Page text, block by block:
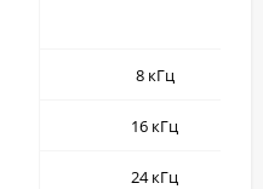
8 кГц
16 кГц
24 кГц